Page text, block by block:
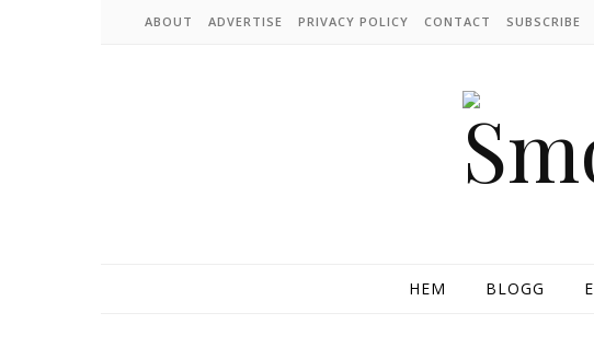
ABOUT ADVERTISE PRIVACY POLICY CONTACT SUBSCRIBE
HEM BLOGG